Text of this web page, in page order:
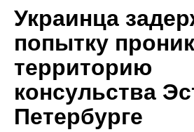
Украинца
попытку
территорию
консульства
Петербурге